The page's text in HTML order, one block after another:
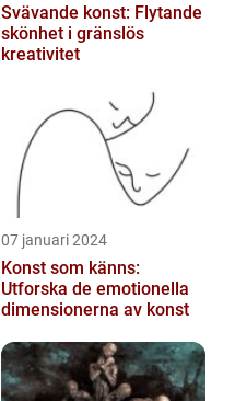
Svävande konst: Flytande
skönhet i gränslös
kreativitet
07 januari 2024
Konst som känns:
Utforska de emotionella
dimensionerna av konst